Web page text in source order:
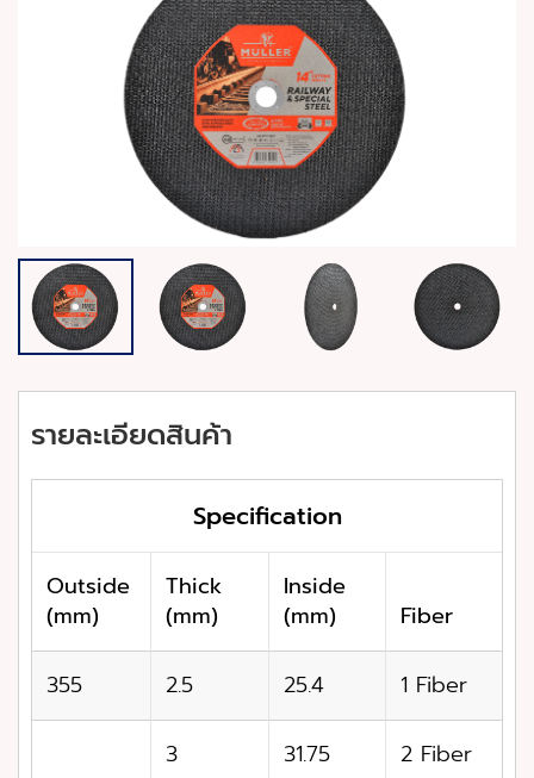
รายละเอียดสินค้า
Specification
Outside
(mm)
Thick
(mm)
Inside
(mm)
Fiber
355 2.5 25.4 1 Fiber
3 31.75 2 Fiber